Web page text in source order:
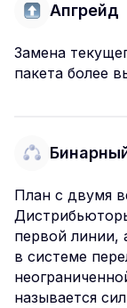
Апгрейд
Замена
пакета более
План с двумя
первой линии,
в системе
называется